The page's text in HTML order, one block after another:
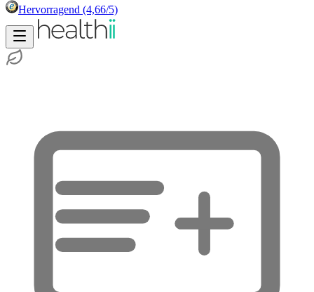
Hervorragend (4,66/5)